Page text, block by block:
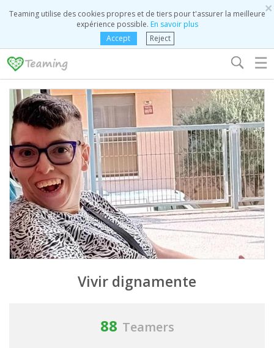
×
Teaming utilise des cookies propres et de tiers pour t'assurer la meilleure
expérience possible. En savoir plus
Accept
Reject
☰
Vivir dignamente
88 Teamers